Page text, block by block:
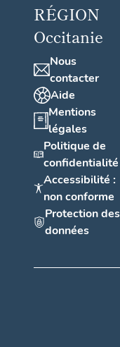
RÉGION
Occitanie
Nous
contacter
Aide
Mentions
légales
Politique de
confidentialité
Accessibilité :
non conforme
Protection des
données